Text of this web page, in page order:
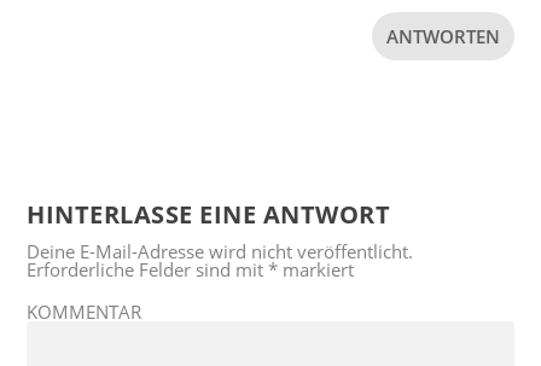
ANTWORTEN
HINTERLASSE EINE ANTWORT
Deine E-Mail-Adresse wird nicht veröffentlicht.
Erforderliche Felder sind mit* markiert
KOMMENTAR